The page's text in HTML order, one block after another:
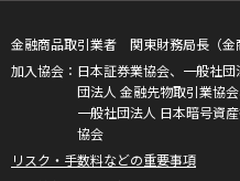
金融商品取引業者 関東財務局長（金
日本証券業協会、一般社
団法人 金融先物取引業協会
一般社団法人 日本暗号資
協会
リスク・手数料などの重要事項